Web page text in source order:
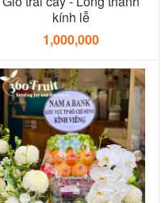
kính lễ
1,000,000